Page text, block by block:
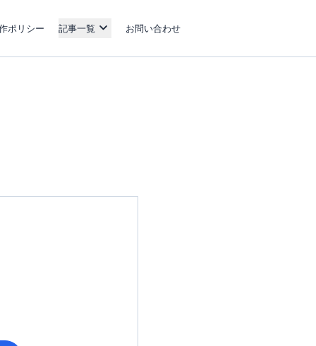
ポリシー 記事一覧 お問い合わせ